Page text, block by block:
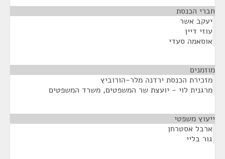
חברי הכנסת
יעקב אשר
עוזי דיין
אוסאמה סעדי
מוזמנים
מזכירת הכנסת ירדנה מלר-הורוביץ
מרגנית לוי - יועצת שר המשפטים, משרד המשפטים
ייעוץ משפטי
ארבל אסטרחן
גור בליי